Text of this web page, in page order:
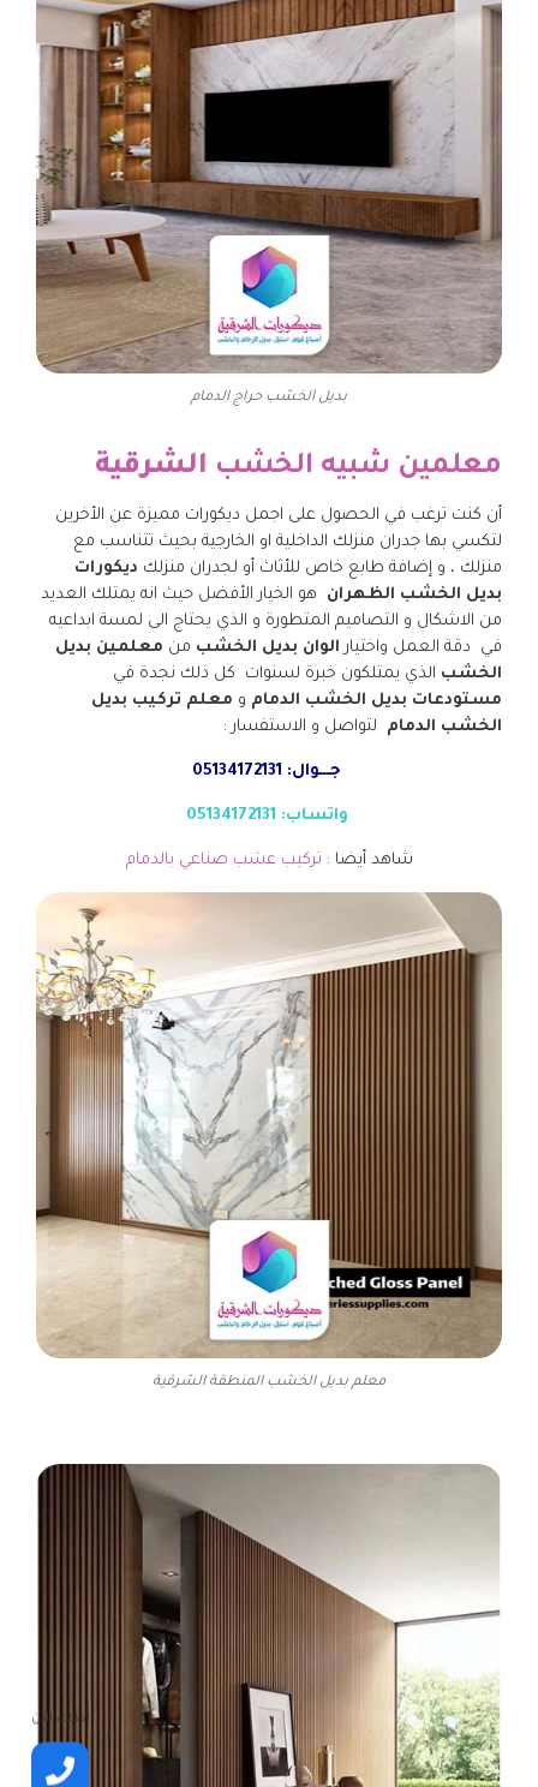
بديل الخشب حراج الدمام
معلمين شبيه الخشب الشرقية
أن كنت ترغب في الحصول على اجمل ديكورات مميزة عن الأخرين
لتكسي بها جدران منزلك الداخلية او الخارجية بحيث تتناسب مع
منزلك ، و إضافة طابع خاص للأثاث أو لجدران منزلك ديكورات
بديل الخشب الظهران هو الخيار الأفضل حيث انه يمتلك العديد
من الاشكال و التصاميم المتطورة و الذي يحتاج الى لمسة ابداعيه
في دقة العمل واختيار الوان بديل الخشب من معلمين بديل
الخشب الذي يمتلكون خبرة لسنوات كل ذلك نجدة في
مستودعات بديل الخشب الدمام و معلم تركيب بديل
الخشب الدمام لتواصل و الاستفسار :
جـــوال: 05134172131
واتساب: 05134172131
شاهد أيضا : تركيب عشب صناعي بالدمام
معلم بديل الخشب المنطقة الشرقية
اطلب الأن